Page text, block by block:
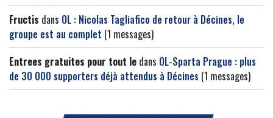
Fructis dans OL : Nicolas Tagliafico de retour à Décines, le
groupe est au complet (1 messages)
Entrees gratuites pour tout le dans OL-Sparta Prague : plus
de 30 000 supporters déjà attendus à Décines (1 messages)